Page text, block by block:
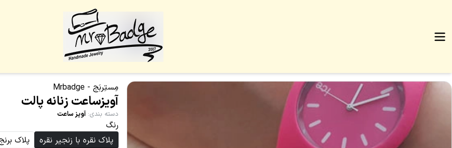
مِستِربَج - Mrbadge
آویزساعت زنانه پالت
دسته بندی: آویز ساعت
رنگ
پلاک نقره با زنجیر نقره
پلاک